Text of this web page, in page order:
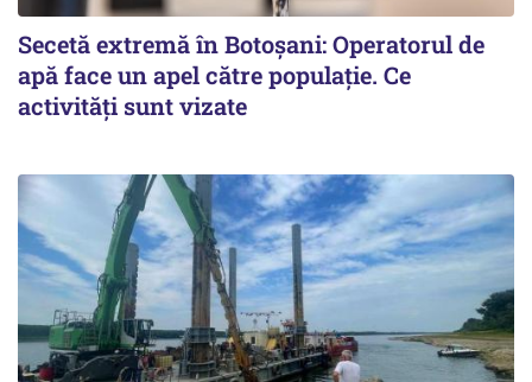
Secetă extremă în Botoșani: Operatorul de
apă face un apel către populație. Ce
activități sunt vizate